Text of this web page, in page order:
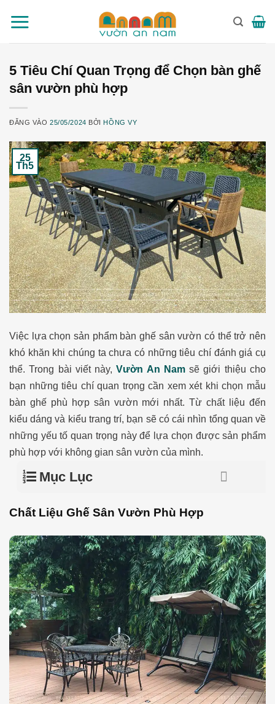
qua
5 Tiêu Chí Quan Trọng để Chọn bàn ghế
sân vườn phù hợp
ĐĂNG VÀO25/05/2024 BỞIHỒNG VY
25
Th5
​Việc lựa chọn sản phẩm bàn ghế sân vườn có thể trở nên
khó khăn khi chúng ta chưa có những tiêu chí đánh giá cụ
thể.Trong bài viết này,Vườn An Namsẽ giới thiệu cho
bạn những tiêu chí quan trọng cần xem xét khi chọn mẫu
bàn ghế phù hợp sân vườn mới nhất. Từ chất liệu đến
kiểu dáng và kiểu trang trí, bạn sẽ có cái nhìn tổng quan về
những yếu tố quan trọng này để lựa chọn được sản phẩm
phù hợp với không gian sân vườn của mình.
Mục Lục
Chất Liệu Ghế Sân Vườn Phù Hợp